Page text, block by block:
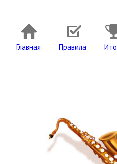
Главная Правила